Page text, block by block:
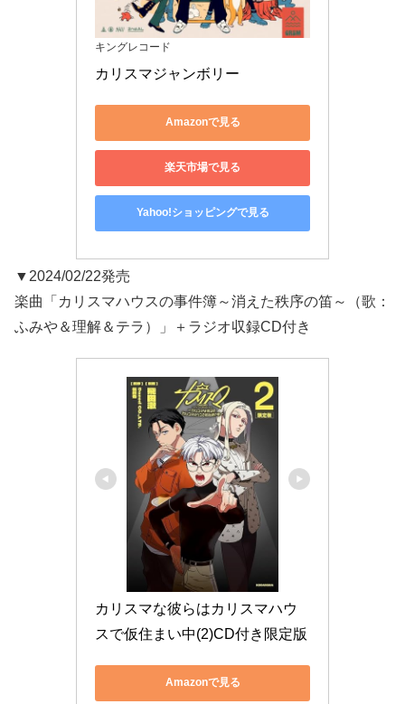
キングレコード
カリスマジャンボリー
Amazonで見る
楽天市場で見る
Yahoo!ショッピングで見る
▼2024/02/22発売
楽曲「カリスマハウスの事件簿～消えた秩序の笛～（歌：
ふみや＆理解＆テラ）」＋ラジオ収録CD付き
カリスマな彼らはカリスマハウ
スで仮住まい中(2)CD付き限定版
Amazonで見る